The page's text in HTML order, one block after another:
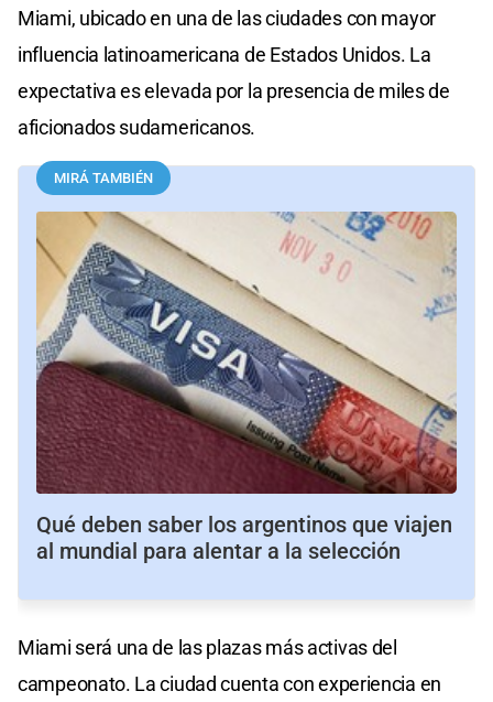
Miami, ubicado en una de las ciudades con mayor
influencia latinoamericana de Estados Unidos. La
expectativa es elevada por la presencia de miles de
aficionados sudamericanos.
MIRÁ TAMBIÉN
Qué deben saber los argentinos que viajen
al mundial para alentar a la selección
Miami será una de las plazas más activas del
campeonato. La ciudad cuenta con experiencia en